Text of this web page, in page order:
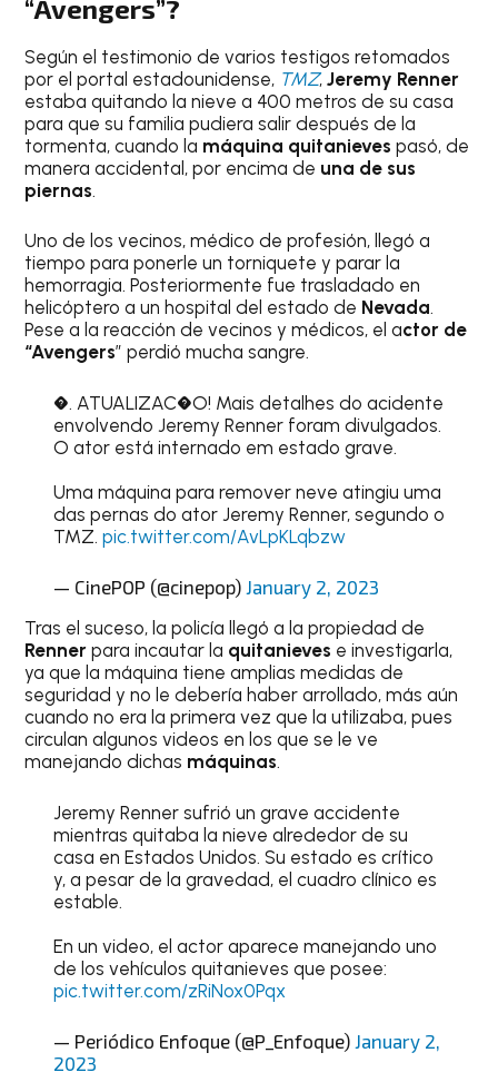
“Avengers”?
Según el testimonio de varios testigos retomados
por el portal estadounidense, TMZ,Jeremy Renner
estaba quitando la nieve a 400 metros de su casa
para que su familia pudiera salir después de la
tormenta, cuando la máquina quitanieves pasó, de
manera accidental, por encima de una de sus
piernas.
Uno de los vecinos, médico de profesión, llegó a
tiempo para ponerle un torniquete y parar la
hemorragia. Posteriormente fue trasladado en
helicóptero a un hospital del estado de Nevada.
Pese a la reacción de vecinos y médicos, el actor de
“Avengers” perdió mucha sangre.
�. ATUALIZAC�O! Mais detalhes do acidente
envolvendo Jeremy Renner foram divulgados.
O ator está internado em estado grave.
Uma máquina para remover neve atingiu uma
das pernas do ator Jeremy Renner, segundo o
TMZ. pic.twitter.com/AvLpKLqbzw
— CinePOP (@cinepop) January 2, 2023
Tras el suceso, la policía llegó a la propiedad de
Renner para incautar la quitanieves e investigarla,
ya que la máquina tiene amplias medidas de
seguridad y no le debería haber arrollado, más aún
cuando no era la primera vez que la utilizaba, pues
circulan algunos videos en los que se le ve
manejando dichas máquinas.
Jeremy Renner sufrió un grave accidente
mientras quitaba la nieve alrededor de su
casa en Estados Unidos. Su estado es crítico
y, a pesar de la gravedad, el cuadro clínico es
estable.
En un video, el actor aparece manejando uno
de los vehículos quitanieves que posee:
pic.twitter.com/zRiNox0Pqx
— Periódico Enfoque (@P_Enfoque) January 2,
2023